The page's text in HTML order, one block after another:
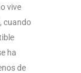
vive
cuando
ha
de